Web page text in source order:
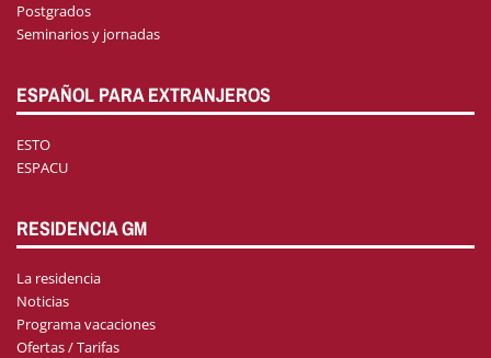
Postgrados
Seminarios y jornadas
ESPAÑOL PARA EXTRANJEROS
ESTO
ESPACU
RESIDENCIA GM
La residencia
Noticias
Programa vacaciones
Ofertas / Tarifas